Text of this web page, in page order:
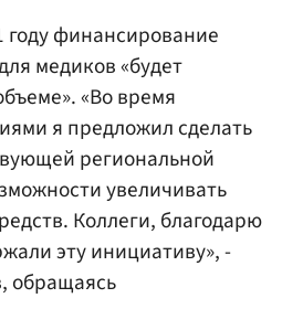
году финансирование
медиков «будет
«Во время
я предложил сделать
региональной
увеличивать
Коллеги, благодарю
эту инициативу», -
обращаясь